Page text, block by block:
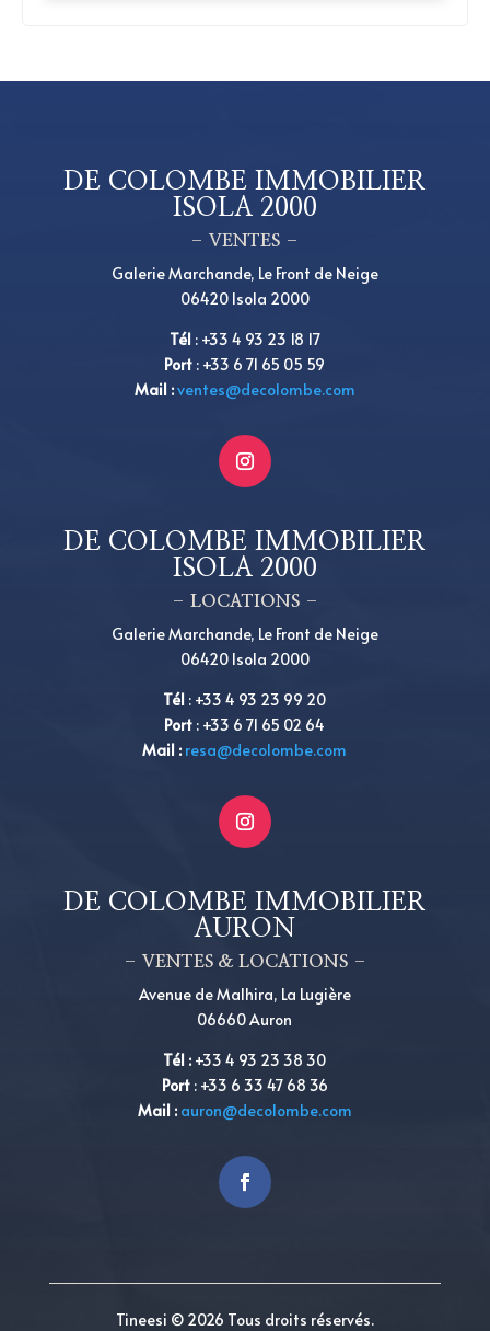
DE COLOMBE IMMOBILIER
ISOLA 2000
– VENTES –
Galerie Marchande, Le Front de Neige
06420 Isola 2000
Tél: +33 4 93 23 18 17
Port : +33 6 71 65 05 59
Mail :ventes@decolombe.com
DE COLOMBE IMMOBILIER
ISOLA 2000
– LOCATIONS –
Galerie Marchande, Le Front de Neige
06420 Isola 2000
Tél : +33 4 93 23 99 20
Port : +33 6 71 65 02 64
Mail : resa@decolombe.com
DE COLOMBE IMMOBILIER
AURON
– VENTES & LOCATIONS –
Avenue de Malhira, La Lugière
06660 Auron
Tél : +33 4 93 23 38 30
Port:+33 6 33 47 68 36
Mail : auron@decolombe.com
Tineesi © 2026 Tous droits réservés.